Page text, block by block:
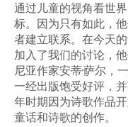
通过儿童的视角看世
标。因为只有如此，
者建立联系。在今天
加入了我们的讨论，
尼亚作家安蒂·萨尔，
一经出版饱受好评，
年时期因为诗歌作品
童话和诗歌的创作。